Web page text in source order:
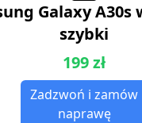
Galaxy A30s
szybki
199 zł
Zadzwoń i zamów
naprawę